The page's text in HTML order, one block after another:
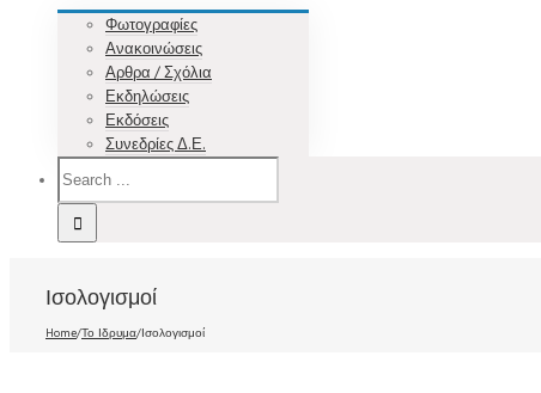
Φωτογραφίες
Ανακοινώσεις
Αρθρα / Σχόλια
Εκδηλώσεις
Εκδόσεις
Συνεδρίες Δ.Ε.
Ισολογισμοί
Home/Το Ιδρυμα/Ισολογισμοί